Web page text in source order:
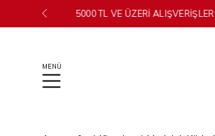
geç